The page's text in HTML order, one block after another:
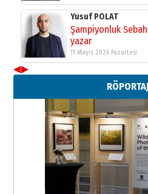
Yusuf POLAT
Şampiyonluk
yazar
11 Mayıs 2026 Pazartesi
Neşat YALÇIN
Paranın Aile Kültüründeki Yeri
Yıldırım Gündoğdu
HAVVA’NIN ÜÇ KIZI
09 Temmuz 2026 Perşembe
Yusuf POLAT
◀▶